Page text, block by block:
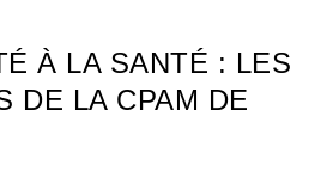
À LA SANTÉ : LES
DE LA CPAM DE